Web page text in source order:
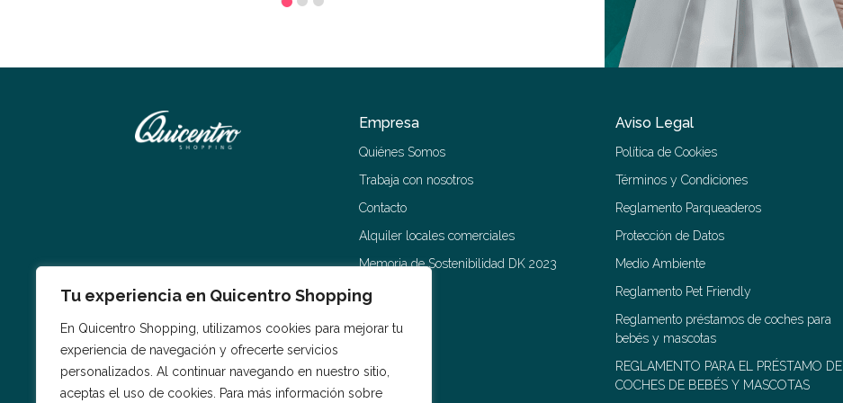
Tu experiencia en Quicentro Shopping
En Quicentro Shopping, utilizamos cookies para mejorar tu
experiencia de navegación y ofrecerte servicios
personalizados. Al continuar navegando en nuestro sitio,
aceptas el uso de cookies. Para más información sobre
Empresa
Quiénes Somos
Trabaja con nosotros
Contacto
Alquiler locales comerciales
Memoria de Sostenibilidad DK 2023
Aviso Legal
Política de Cookies
Términos y Condiciones
Reglamento Parqueaderos
Protección de Datos
Medio Ambiente
Reglamento Pet Friendly
Reglamento préstamos de coches para
bebés y mascotas
REGLAMENTO PARA EL PRÉSTAMO DE
COCHES DE BEBÉS Y MASCOTAS